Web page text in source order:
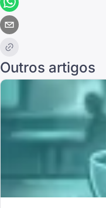
Outros artigos